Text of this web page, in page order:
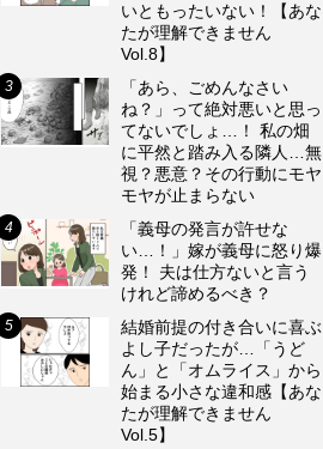
いともったいない！【あな
たが理解できません
Vol.8】
「あら、ごめんなさい
ね？」って絶対悪いと思っ
てないでしょ…！ 私の畑
に平然と踏み入る隣人…無
視？悪意？その行動にモヤ
モヤが止まらない
「義母の発言が許せな
い…！」嫁が義母に怒り爆
発！ 夫は仕方ないと言う
けれど諦めるべき？
結婚前提の付き合いに喜ぶ
よし子だったが…「うど
ん」と「オムライス」から
始まる小さな違和感【あな
たが理解できません
Vol.5】